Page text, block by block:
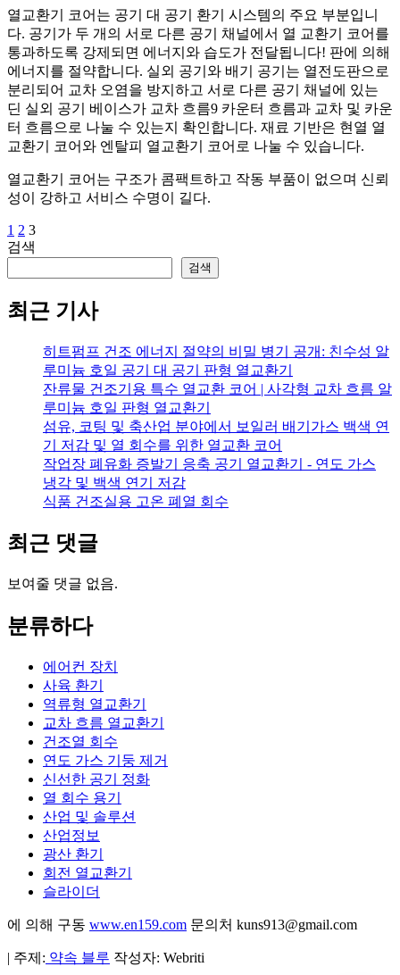
열교환기 코어는 공기 대 공기 환기 시스템의 주요 부분입니
다. 공기가 두 개의 서로 다른 공기 채널에서 열 교환기 코어를
통과하도록 강제되면 에너지와 습도가 전달됩니다! 판에 의해
에너지를 절약합니다. 실외 공기와 배기 공기는 열전도판으로
분리되어 교차 오염을 방지하고 서로 다른 공기 채널에 있는
딘 실외 공기 베이스가 교차 흐름9 카운터 흐름과 교차 및 카운
터 흐름으로 나눌 수 있는지 확인합니다. 재료 기반은 현열 열
교환기 코어와 엔탈피 열교환기 코어로 나눌 수 있습니다.
열교환기 코어는 구조가 콤팩트하고 작동 부품이 없으며 신뢰
성이 강하고 서비스 수명이 길다.
글
페
지
1 2 3
검색
검색
최근 기사
히트펌프 건조 에너지 절약의 비밀 병기 공개: 친수성 알
루미늄 호일 공기 대 공기 판형 열교환기
잔류물 건조기용 특수 열교환 코어 | 사각형 교차 흐름 알
루미늄 호일 판형 열교환기
섬유, 코팅 및 축산업 분야에서 보일러 배기가스 백색 연
기 저감 및 열 회수를 위한 열교환 코어
작업장 폐유화 증발기 응축 공기 열교환기 - 연도 가스
냉각 및 백색 연기 저감
식품 건조실용 고온 폐열 회수
최근 댓글
보여줄 댓글 없음.
분류하다
에어컨 장치
사육 환기
역류형 열교환기
교차 흐름 열교환기
건조열 회수
연도 가스 기둥 제거
신선한 공기 정화
열 회수 용기
산업 및 솔루션
산업정보
광산 환기
회전 열교환기
슬라이더
에 의해 구동 www.en159.com 문의처 kuns913@gmail.com
| 주제: 약속 블루 작성자: Webriti